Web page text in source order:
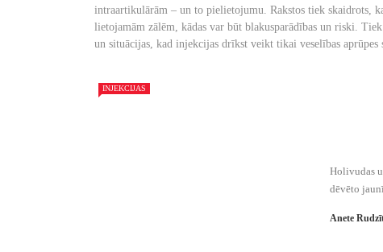
intraartikulārām – un to pielietojumu. Rakstos tiek skaidrots,
lietojamām zālēm, kādas var būt blakusparādības un riski.
un situācijas, kad injekcijas drīkst veikt tikai veselības aprūpes
INJEKCIJAS
Holivudas
dēvēto
Anete